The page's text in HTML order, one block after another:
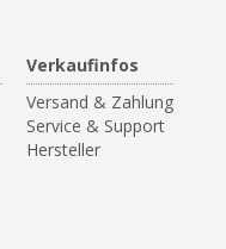
Verkaufinfos
Versand & Zahlung
Service & Support
Hersteller